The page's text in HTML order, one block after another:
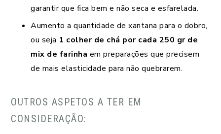
garantir que fica bem e não seca e esfarelada.
Aumento a quantidade de xantana para o dobro,
ou seja 1 colher de chá por cada 250 gr de
mix de farinha em preparações que precisem
de mais elasticidade para não quebrarem.
OUTROS ASPETOS A TER EM
CONSIDERAÇÃO: